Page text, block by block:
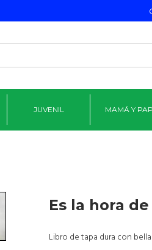
JUVENIL MAMÁ Y
Es la hora
Libro de tapa dura con